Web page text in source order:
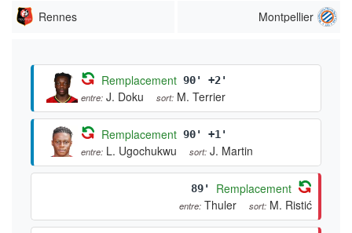
Rennes Montpellier
Remplacement 90' +2'
entre: J. Doku sort: M. Terrier
Remplacement 90' +1'
entre: L. Ugochukwu sort: J. Martin
89' Remplacement
entre: Thuler sort: M. Ristić